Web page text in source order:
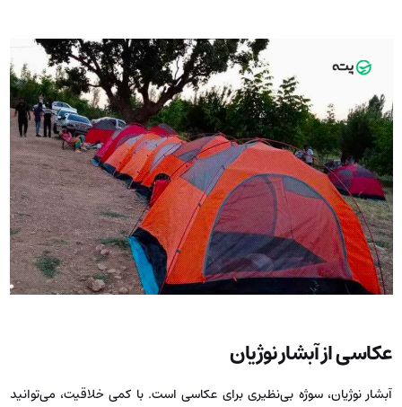
عکاسی از آبشار نوژیان
آبشار نوژیان، سوژه بی‌نظیری برای عکاسی است. با کمی خلاقیت، می‌توانید